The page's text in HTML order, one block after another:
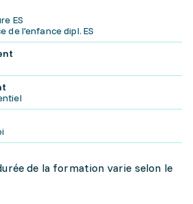
ES
de l'enfance dipl. ES
de la formation varie selon le